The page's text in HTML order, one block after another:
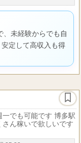
、未経験からでも自
定して高収入も得
でも可能です 博多駅
ん稼いで欲しいです